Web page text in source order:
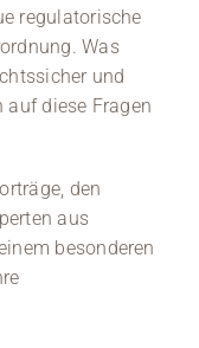
regulatorische
Was
und
auf diese Fragen
den
aus
besonderen